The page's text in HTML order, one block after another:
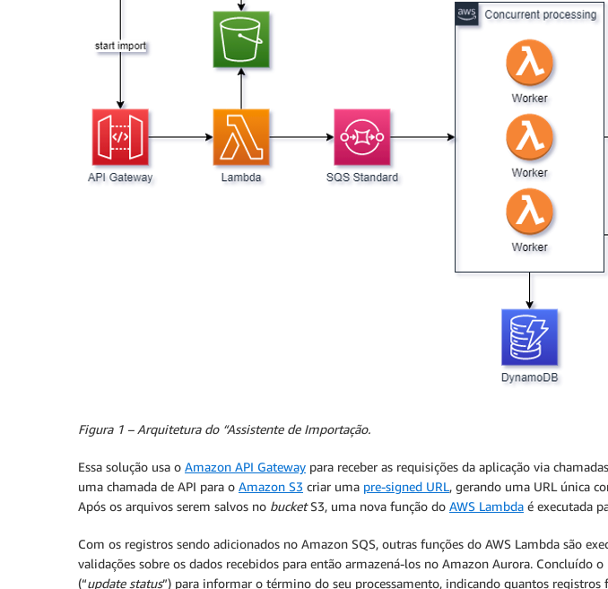
Figura 1 – Arquitetura do “Assistente de Importação.
Essa solução usa o Amazon API Gateway para receber as requisições da aplicação via
uma chamada de API para o Amazon S3 criar uma pre-signed URL, gerando uma URL única
Após os arquivos serem salvos no bucketS3, uma nova função do AWS Lambda é executada
Com os registros sendo adicionados no Amazon SQS, outras funções do AWS Lambda são
validações sobre os dados recebidos para então armazená-los no Amazon Aurora. Concluído
(“update status”) para informar o término do seu processamento, indicando quantos